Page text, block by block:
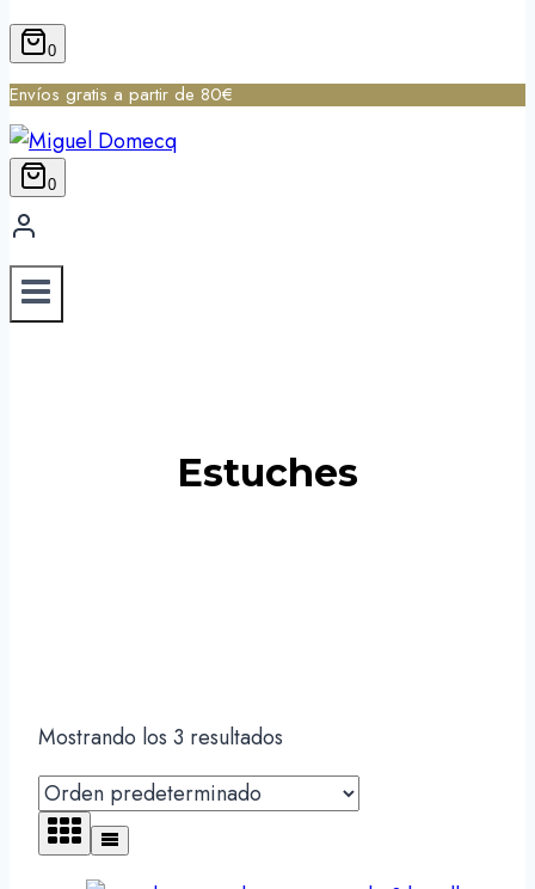
0
Envíos gratis a partir de 80€
0
Estuches
Mostrando los 3 resultados